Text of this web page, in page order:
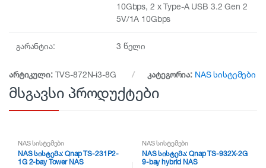
10Gbps, 2 x Type-A USB 3.2 Gen 2
5V/1A 10Gbps
გარანტია: 3 წელი
არტიკული: TVS-872N-i3-8G კატეგორია: NAS სისტემები
მსგავსი პროდუქტები
NAS სისტემები
NAS სისტემა: Qnap TS-231P2-
1G 2-bay Tower NAS
NAS სისტემები
NAS სისტემა: Qnap TS-932X-2G
9-bay hybrid NAS